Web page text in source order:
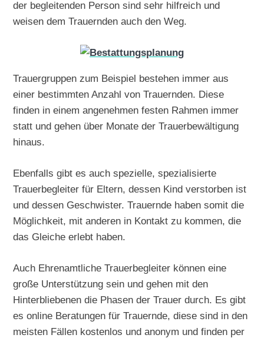
der begleitenden Person sind sehr hilfreich und
weisen dem Trauernden auch den Weg.
Trauergruppen zum Beispiel bestehen immer aus
einer bestimmten Anzahl von Trauernden. Diese
finden in einem angenehmen festen Rahmen immer
statt und gehen über Monate der Trauerbewältigung
hinaus.
Ebenfalls gibt es auch spezielle, spezialisierte
Trauerbegleiter für Eltern, dessen Kind verstorben ist
und dessen Geschwister. Trauernde haben somit die
Möglichkeit, mit anderen in Kontakt zu kommen, die
das Gleiche erlebt haben.
Auch Ehrenamtliche Trauerbegleiter können eine
große Unterstützung sein und gehen mit den
Hinterbliebenen die Phasen der Trauer durch. Es gibt
es online Beratungen für Trauernde, diese sind in den
meisten Fällen kostenlos und anonym und finden per